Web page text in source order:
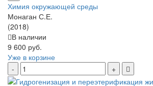
Химия окружающей среды
Монаган С.Е.
(2018)
В наличии
9 600 руб.
Уже в корзине